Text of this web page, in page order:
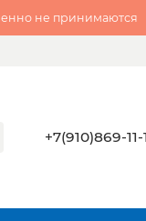
не принимаются
+7(910)869-11-